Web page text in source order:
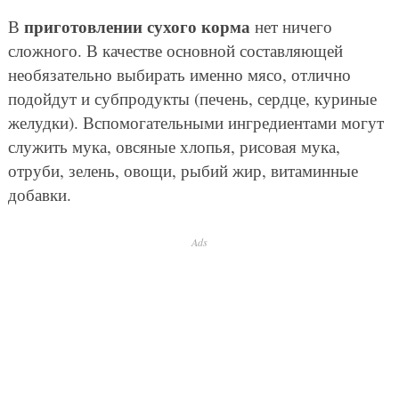
В приготовлении сухого корманет ничего
сложного. В качестве основной составляющей
необязательно выбирать именно мясо, отлично
подойдут и субпродукты (печень, сердце, куриные
желудки). Вспомогательными ингредиентами могут
служить мука, овсяные хлопья, рисовая мука,
отруби, зелень, овощи, рыбий жир, витаминные
добавки.
Ads